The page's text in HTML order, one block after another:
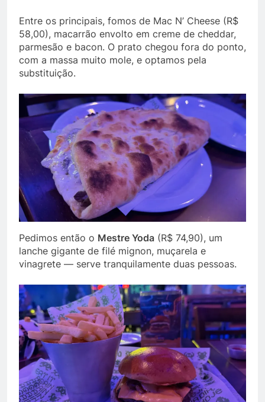
Entre os principais, fomos de Mac N’ Cheese (R$
58,00), macarrão envolto em creme de cheddar,
parmesão e bacon. O prato chegou fora do ponto,
com a massa muito mole, e optamos pela
substituição.
Pedimos então o Mestre Yoda (R$ 74,90), um
lanche gigante de filé mignon, muçarela e
vinagrete — serve tranquilamente duas pessoas.